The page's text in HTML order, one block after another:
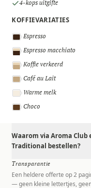
4-kops uitgifte
KOFFIEVARIATIES
Espresso
Espresso macchiato
Koffie verkeerd
Café au Lait
Warme melk
Choco
Waarom via Aroma Club
Traditional bestellen?
Transparantie
Een heldere offerte op 2
— geen kleine lettertjes,